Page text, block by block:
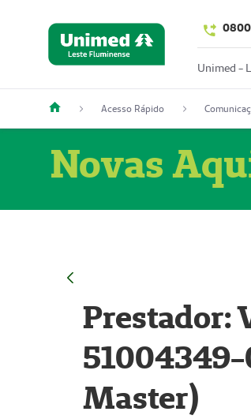
Unimed -
Acesso Rápido
Novas
Prestador:
Master)